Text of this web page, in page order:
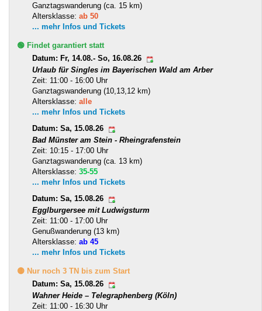
Ganztagswanderung (ca. 15 km)
Altersklasse: ab 50
... mehr Infos und Tickets
🟢 Findet garantiert statt
Datum: Fr, 14.08.- So, 16.08.26
Urlaub für Singles im Bayerischen Wald am Arber
Zeit: 11:00 - 16:00 Uhr
Ganztagswanderung (10,13,12 km)
Altersklasse: alle
... mehr Infos und Tickets
Datum: Sa, 15.08.26
Bad Münster am Stein - Rheingrafenstein
Zeit: 10:15 - 17:00 Uhr
Ganztagswanderung (ca. 13 km)
Altersklasse: 35-55
... mehr Infos und Tickets
Datum: Sa, 15.08.26
Egglburgersee mit Ludwigsturm
Zeit: 11:00 - 17:00 Uhr
Genußwanderung (13 km)
Altersklasse: ab 45
... mehr Infos und Tickets
🟡 Nur noch 3 TN bis zum Start
Datum: Sa, 15.08.26
Wahner Heide – Telegraphenberg (Köln)
Zeit: 11:00 - 16:30 Uhr